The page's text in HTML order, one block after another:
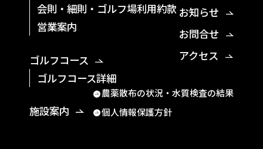
会則・細則・ゴルフ場利用約款
営業案内
ゴルフコース
ゴルフコース詳細
施設案内
お知らせ
お問合せ
アクセス
農薬散布の状況・水質検査の結果
個人情報保護方針